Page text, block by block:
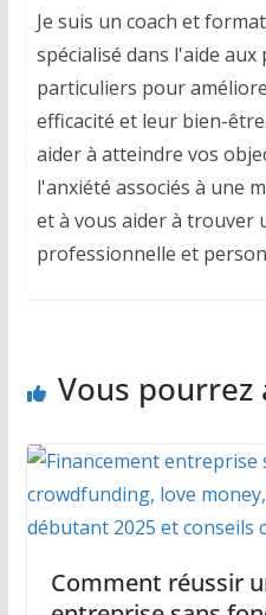
Je suis un coach et
spécialisé dans l'aide
particuliers pour
efficacité et leur bien-
aider à atteindre vos
l'anxiété associés à une
et à vous aider à trouver
professionnelle et
Vous pourrez
Comment réussir